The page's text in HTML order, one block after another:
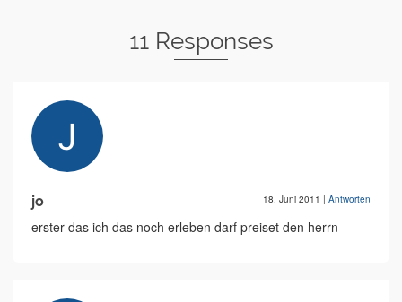
11 Responses
jo 18. Juni 2011 | Antworten
erster das ich das noch erleben darf preiset den herrn